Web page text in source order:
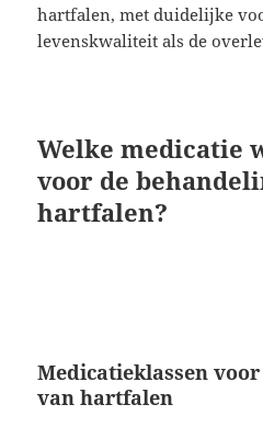
hartfalen, met duidelijke
levenskwaliteit als de
Welke medicatie
voor de
hartfalen?
Medicatieklassen
van hartfalen